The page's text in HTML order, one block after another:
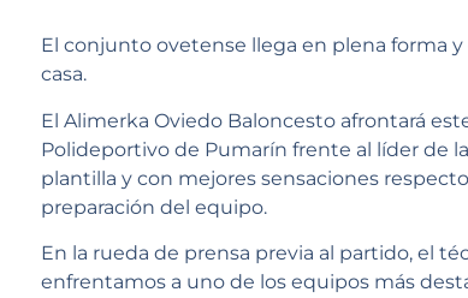
El conjunto ovetense llega en plena forma
casa.
El Alimerka Oviedo Baloncesto afrontará
Polideportivo de Pumarín frente al líder de
plantilla y con mejores sensaciones
preparación del equipo.
En la rueda de prensa previa al partido, el
enfrentamos a uno de los equipos más